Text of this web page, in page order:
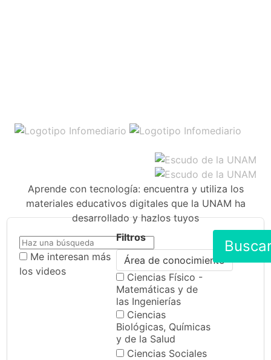
Aprende con tecnología: encuentra y utiliza los
materiales educativos digitales que la UNAM ha
desarrollado y hazlos tuyos
Me interesan más
los videos
Filtros
Área de conocimiento
Ciencias Físico -
Matemáticas y de
las Ingenierías
Ciencias
Biológicas, Químicas
y de la Salud
Ciencias Sociales